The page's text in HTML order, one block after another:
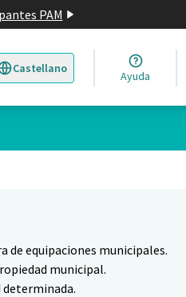
PAM
Castellano
Triar la llengua Elegir el idioma
Ayuda
10
de equipaciones municipales.
municipal.
determinada.